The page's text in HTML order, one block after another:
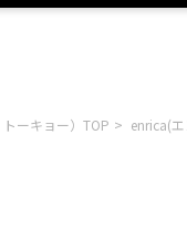
トーキョー）TOP enrica(